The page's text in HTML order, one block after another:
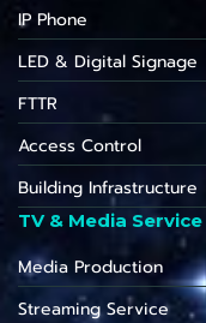
IP Phone
LED & Digital Signage
FTTR
Access Control
Building Infrastructure
TV & Media Service
Media Production
Streaming Service